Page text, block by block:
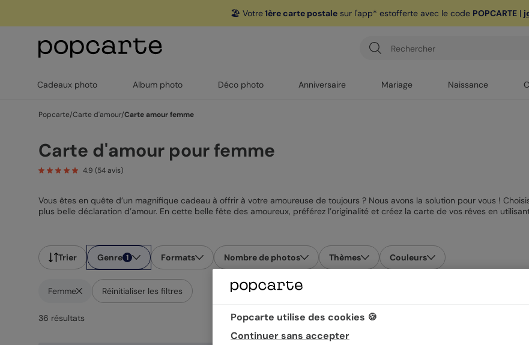
🏖️ Votre1ère carte postalesur l'app* estofferte avec le code POPCARTE|
Cadeaux photo Album photo Déco photo Anniversaire Mariage Naissance
Popcarte/Carte d'amour/Carte amour femme
Carte d'amour pour femme
4.9 (54avis)
Vous êtes en quête d’un magnifique cadeau à offrir à votre amoureuse de toujours ? Nous avons la solution pour vous !
plus belle déclaration d’amour. En cette belle fête des amoureux, préférez l’originalité et créez la carte de vos rêves en
Trier Genre 1 Formats Nombre de photos Thèmes Couleurs
Femme Réinitialiser les filtres
36 résultats
Popcarte utilise des cookies 🍪
Continuer sans accepter